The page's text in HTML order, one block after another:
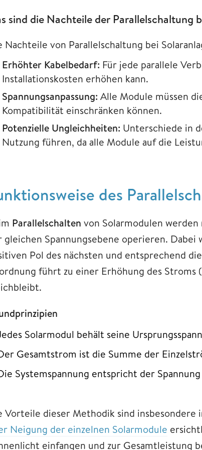
sind die Nachteile der Parallelschaltung
Nachteile von Parallelschaltung bei
Erhöhter Kabelbedarf: Für jede parallele
Installationskosten erhöhen kann.
Spannungsanpassung: Alle Module müssen
Kompatibilität einschränken können.
Potenzielle Ungleichheiten: Unterschiede in
Nutzung führen, da alle Module auf die
des
Parallelschalten von Solarmodulen
gleichen Spannungsebene operieren.
Pol des nächsten und entsprechend
führt zu einer Erhöhung des Stroms
Solarmodul behält seine
Gesamtstrom ist die Summe der
Systemspannung entspricht der
Vorteile dieser Methodik sind
Neigung der einzelnen Solarmodule
einfangen und zur Gesamtleistung